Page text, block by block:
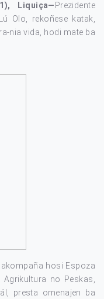
Liquiça— Prezidente
Olo, rekoñese katak,
nia vida, hodi mate ba
hosi Espoza
no Peskas,
presta omenajen ba